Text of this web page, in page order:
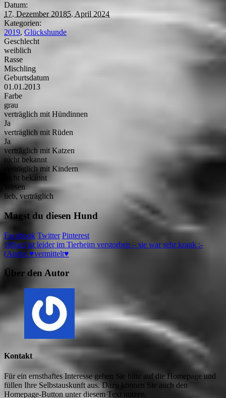
Datum:
17. Dezember 20185. April 2024
Kategorien:
2019, Glückshunde
Geschlecht
weiblich
Rasse
Mischling
Geburtsdatum
01.01.2013
Farbe
grau
verträglich mit Hündinnen
Ja
verträglich mit Rüden
Ja
verträglich mit Katzen
nicht bekannt
verträglich mit Kindern
nicht bekannt
Wesen
lieb, verträglich
Magst du diesen Hund
Facebook Twitter Pinterest
10Saci ist leider im Tierheim verstorben – sie war sehr krank :-
(Andor ♥vermittelt♥
Über den Autor
Kontakt
Für ein ernsthaftes Interesse gehen Sie bitte auf die Homepage und
füllen Ihre Selbstauskunft aus. Dazu können Sie auch den
Homepage-Button unter diesem Text nutzen.